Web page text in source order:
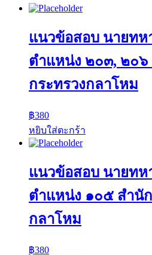
แนวข้อสอบ นายทห
ตำแหน่ง ๒๐๓, ๒๐๖
กระทรวงกลาโหม
฿380
หยิบใส่ตะกร้า
แนวข้อสอบ นายท
ตำแหน่ง ๑๐๕ สำนั
กลาโหม
฿380